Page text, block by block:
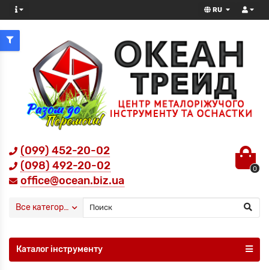
RU
(099) 452-20-02
(098) 492-20-02
office@ocean.biz.ua
0
Все категории
Каталог інструменту